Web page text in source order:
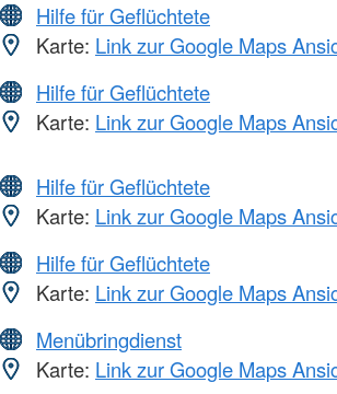
Hilfe für Geflüchtete
Karte: Link zur Google Maps
Hilfe für Geflüchtete
Karte: Link zur Google Maps
Hilfe für Geflüchtete
Karte: Link zur Google Maps
Hilfe für Geflüchtete
Karte: Link zur Google Maps
Menübringdienst
Karte: Link zur Google Maps